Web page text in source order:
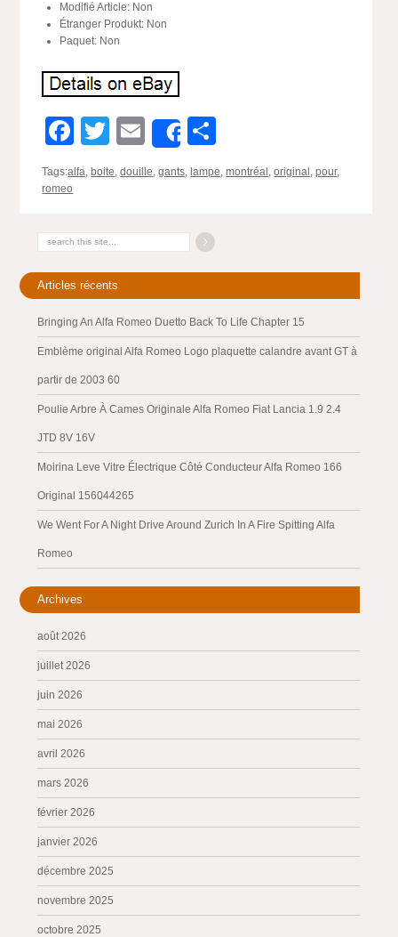
Modifié Article: Non
Étranger Produkt: Non
Paquet: Non
Facebook
Twitter
EmailShare
Tags:alfa, boite,douille,gants, lampe,montréal ,original ,pour,
romeo
Articles récents
Bringing An Alfa Romeo Duetto Back To Life Chapter 15
Emblème original Alfa Romeo Logo plaquette calandre avant GT à
partir de 2003 60
Poulie Arbre À Cames Originale Alfa Romeo Fiat Lancia 1.9 2.4
JTD 8V 16V
Moirina Leve Vitre Électrique Côté Conducteur Alfa Romeo 166
Original 156044265
We Went For A Night Drive Around Zurich In A Fire Spitting Alfa
Romeo
Archives
août 2026
juillet 2026
juin 2026
mai 2026
avril 2026
mars 2026
février 2026
janvier 2026
décembre 2025
novembre 2025
octobre 2025